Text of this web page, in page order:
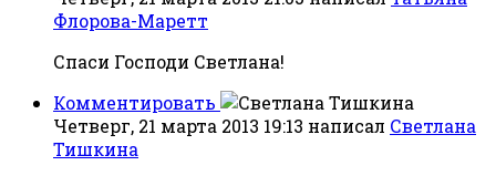
Флорова-Маретт
Спаси Господи Светлана!
Комментировать
Четверг, 21 марта 2013 19:13 написал Светлана
Тишкина